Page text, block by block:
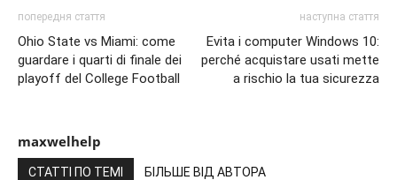
попередня стаття
Ohio State vs Miami: come
guardare i quarti di finale dei
playoff del College Football
наступна стаття
Evita i computer Windows 10:
perché acquistare usati mette
a rischio la tua sicurezza
maxwelhelp
СТАТТІ ПО ТЕМІ БІЛЬШЕ ВІД АВТОРА